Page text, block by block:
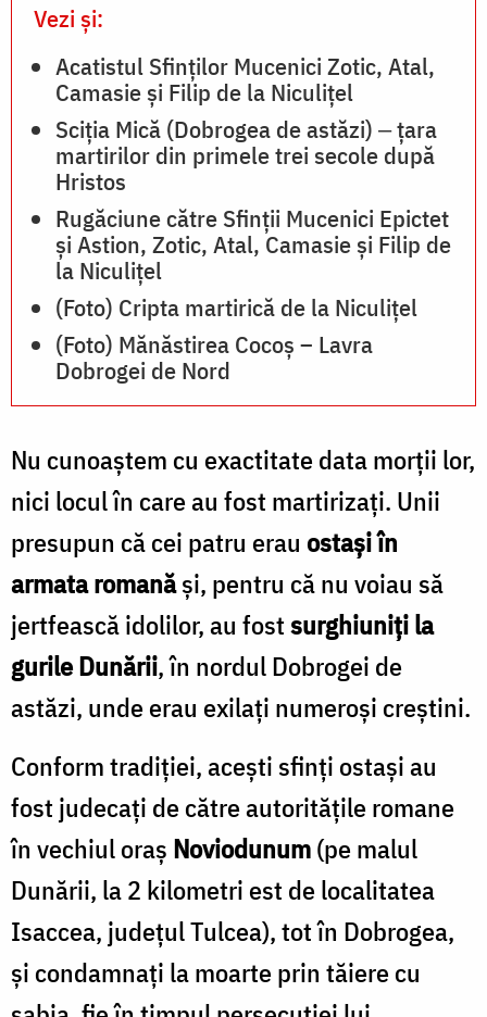
Vezi și:
Acatistul Sfinţilor Mucenici Zotic, Atal,
Camasie şi Filip de la Niculiţel
Sciția Mică (Dobrogea de astăzi) ‒ țara
martirilor din primele trei secole după
Hristos
Rugăciune către Sfinţii Mucenici Epictet
şi Astion, Zotic, Atal, Camasie și Filip de
la Niculițel
(Foto) Cripta martirică de la Niculițel
(Foto) Mănăstirea Cocoș – Lavra
Dobrogei de Nord
Nu cunoaștem cu exactitate data morţii lor,
nici locul în care au fost martirizaţi. Unii
presupun că cei patru erau ostaşi în
armata romanăși, pentru că nu voiau să
jertfească idolilor, au fostsurghiuniţi la
gurile Dunării, în nordul Dobrogei de
astăzi, unde erau exilaţi numeroşi creştini.
Conform tradiţiei, aceşti sfinţi ostaşi au
fost judecaţi de către autorităţile romane
în vechiul oraş Noviodunum(pe malul
Dunării, la 2 kilometri est de localitatea
Isaccea, județul Tulcea), tot în Dobrogea,
și condamnați la moarte prin tăiere cu